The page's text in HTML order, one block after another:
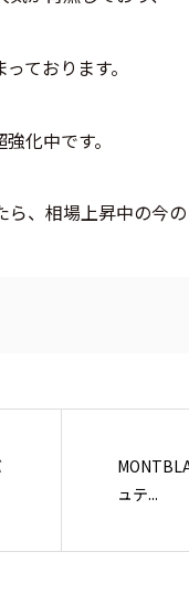
ております。
化中です。
、相場上昇中の今
ュテ...